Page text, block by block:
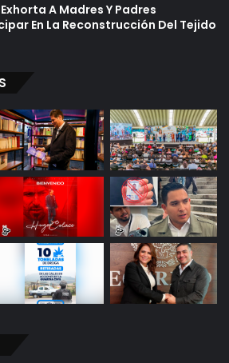
A Madres Y Padres
En La Reconstrucción Del Tejido